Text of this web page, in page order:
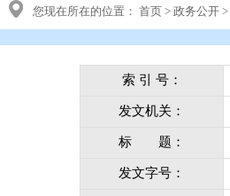
您现在所在的位置： 首页 > 政务公开 >
索 引 号：
发文机关：
标 题：
发文字号：